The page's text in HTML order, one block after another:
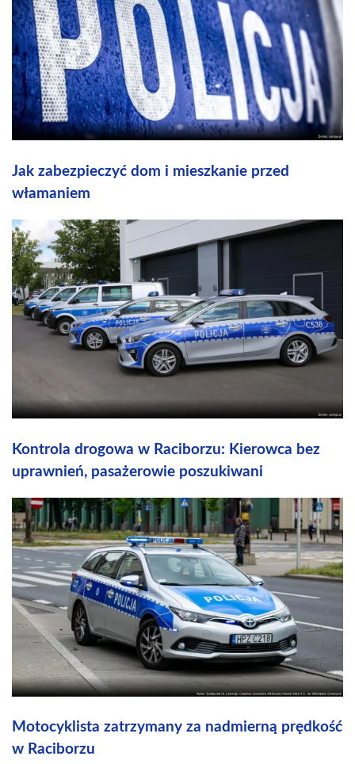
Jak zabezpieczyć dom i mieszkanie przed
włamaniem
Kontrola drogowа w Raciborzu: Kierowca bez
uprawnień, pasażerowie poszukiwani
Motocyklista zatrzymany za nadmierną prędkość
w Raciborzu